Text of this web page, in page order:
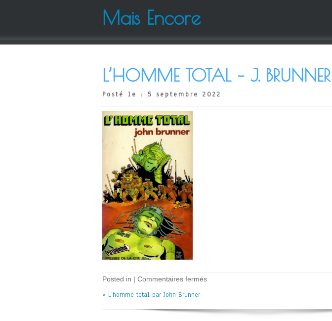
Mais Encore
L’HOMME TOTAL – J. BRUNNER
Posté le : 5 septembre 2022
Posted in | Commentaires ferméssur
J.
« L’homme total par John Brunner